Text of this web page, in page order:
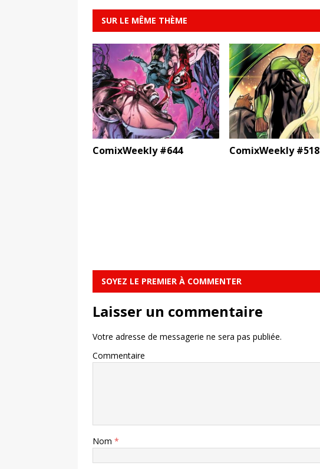
SUR LE MÊME THÈME
ComixWeekly #644 ComixWeekly #518
SOYEZ LE PREMIER À COMMENTER
Laisser un commentaire
Votre adresse de messagerie ne sera pas publiée.
Commentaire
Nom *